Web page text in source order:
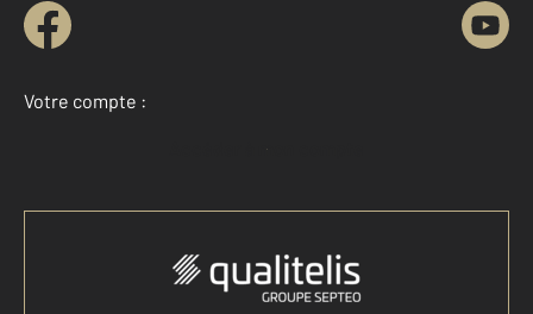
Votre compte :
Accéder à mon compte